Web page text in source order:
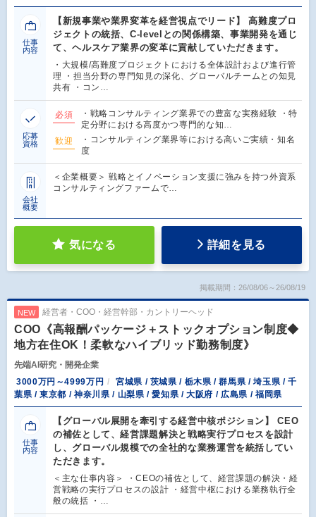
仕事
内容
【新規事業や業界変革を経営視点でリード】 高難度プロ
ジェクトの統括、C-levelとの関係構築、事業開発を通じ
て、ヘルスケア業界の変革に貢献していただきます。
・大規模/高難度プロジェクトにおける全体設計および進行管
理 ・担当分野の専門知見の深化、グローバルチームとの知見
共有 ・コン…
応募
資格
必須
・戦略コンサルティング業界での豊富な実務経験 ・特
定分野における高度かつ専門的な知…
歓迎
・コンサルティング業界等における高いご実績・知名
度
会社
概要
＜企業概要＞ 戦略とイノベーション支援に強みを持つ外資系
コンサルティングファームで…
気になる 詳細を見る
掲載期間：26/08/06～26/08/19
NEW 経営者・COO・経営幹部・カントリーヘッド
COO《高報酬パッケージ＋ストックオプション制度◆
地方在住OK！柔軟なハイブリッド勤務制度》
先端AI研究・開発企業
3000万円～4999万円
宮城県 / 茨城県 / 栃木県 / 群馬県 / 埼玉県 / 千
葉県 / 東京都 / 神奈川県 / 山梨県 / 愛知県 / 大阪府 / 広島県 / 福岡県
仕事
内容
【グローバル展開を牽引する経営中核ポジション】 CEO
の補佐として、経営課題解決と戦略実行プロセスを設計
し、グローバル規模での全社的な業務運営を統括してい
ただきます。
＜主な仕事内容＞ ・CEOの補佐として、経営課題の解決・経
営戦略の実行プロセスの設計 ・経営中枢における業務執行全
般の統括 ・…